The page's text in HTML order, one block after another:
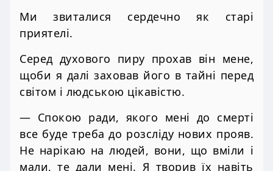
Ми звиталися сердечно як старі
приятелі.
Серед духового пиру прохав він мене,
щоби я далі заховав його в тайні перед
світом і людською цікавістю.
— Спокою ради, якого мені до смерті
все буде треба до розсліду нових прояв.
Не нарікаю на людей, вони, що вміли і
мали, те дали мені. Я творив їх навіть